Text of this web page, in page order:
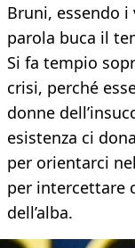
Bruni, essendo
parola buca il
Si fa tempio
crisi, perché
donne
esistenza ci
per orientarci
per intercettare
dell’alba.